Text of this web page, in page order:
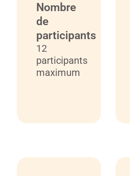
Nombre
de
participants
12
participants
maximum